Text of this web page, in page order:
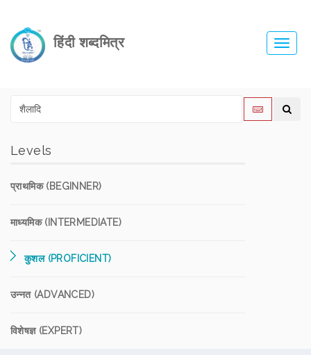
हिंदी शब्दमित्र
Levels
प्राथमिक (BEGINNER)
माध्यमिक (INTERMEDIATE)
कुशल (PROFICIENT)
उन्नत (ADVANCED)
विशेषज्ञ (EXPERT)